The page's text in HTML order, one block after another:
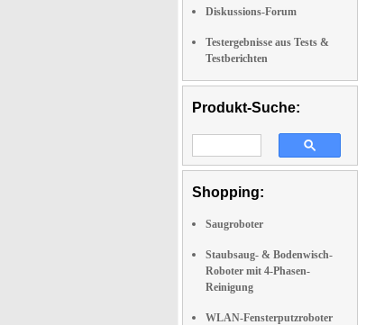
Diskussions-Forum
Testergebnisse aus Tests &
Testberichten
Produkt-Suche:
Shopping:
Saugroboter
Staubsaug- & Bodenwisch-
Roboter mit 4-Phasen-
Reinigung
WLAN-Fensterputzroboter